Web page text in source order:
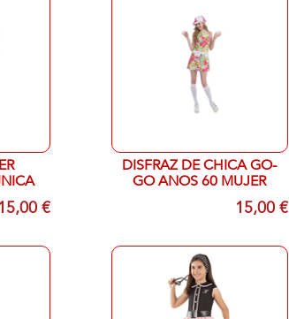
15,00 €
DISFRAZ DE CHICA GO-
GO ANOS 60 MUJER
15,00 €